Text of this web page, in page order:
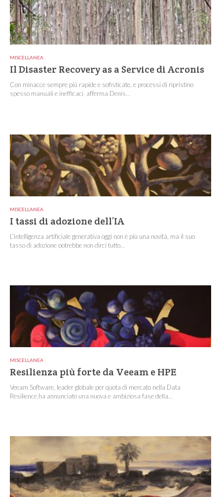
MISCELLANEA
Il Disaster Recovery as a Service di Acronis
Con minacce sempre più rapide e sofisticate, e processi di ripristino
spesso manuali e inefficaci, afferma Denis...
MISCELLANEA
I tassi di adozione dell’IA
L’intelligenza artificiale generativa oggi non è più una novità, ma il suo
tasso di adozione potrebbe non dirci tutto...
MISCELLANEA
Resilienza più forte da Veeam e HPE
Veeam Software, leader globale per quota di mercato nella Data
Resilience,ha annunciato una nuova e ambiziosa fase della...